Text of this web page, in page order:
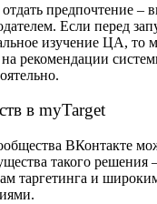
предпочтение –
Если перед
изучение ЦА, то
рекомендации
в myTarget
ВКонтакте
такого решения
таргетинга и